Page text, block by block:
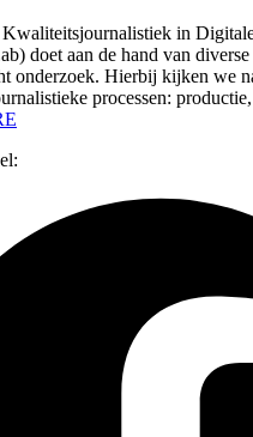
Kwaliteitsjournalistiek in
doet aan de hand van diverse
onderzoek. Hierbij kijken we
processen: